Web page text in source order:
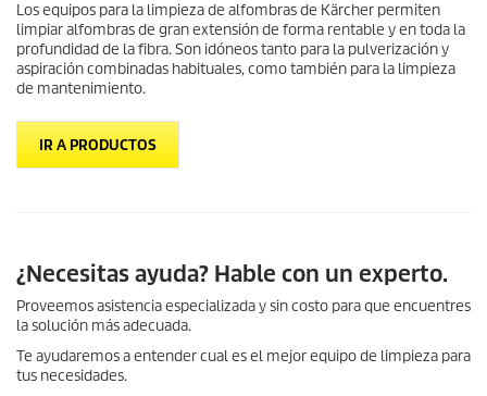
Los equipos para la limpieza de alfombras de Kärcher permiten
limpiar alfombras de gran extensión de forma rentable y en toda la
profundidad de la fibra. Son idóneos tanto para la pulverización y
aspiración combinadas habituales, como también para la limpieza
de mantenimiento.
IR A PRODUCTOS
¿Necesitas ayuda? Hable con un experto.
Proveemos asistencia especializada y sin costo para que encuentres
la solución más adecuada.
Te ayudaremos a entender cual es el mejor equipo de limpieza para
tus necesidades.